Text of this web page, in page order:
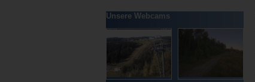
Unsere Webcams